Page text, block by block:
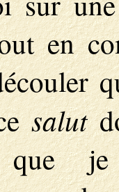
en
salut
je